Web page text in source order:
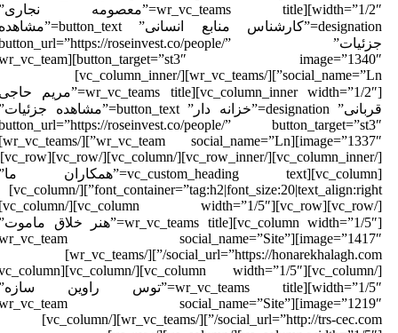
width=”1/2″][wr_vc_teams title=”معصومه نجاری”
designation=”کارشناس منابع انسانی” button_text=”مشاهده
جزئیات” button_url=”https://roseinvest.co/people/”
button_target=”st3″ image=”1340″][wr_vc_team
[vc_column_inner width=”1/2″][wr_vc_teams title=”مریم حاجی
قربانی” designation=”خزانه دار” button_text=”مشاهده جزئیات”
button_url=”https://roseinvest.co/people/”
image=”1337″][wr_vc_team social_name=”Ln”][/wr_vc_teams]
[vc_column][vc_custom_heading text=”همکاران ما”
[vc_column width=”1/5″][wr_vc_teams title=”هنر خلاق ماموت”
image=”1417″][wr_vc_team social_name=”Site”
social_url=”https://honarekhalagh.com/”][/wr_vc_teams]
[/vc_column][vc_column width=”1/5″][/vc_column][vc_column
width=”1/5″][wr_vc_teams title=”توس راوین سازه”
image=”1219″][wr_vc_team social_name=”Site”